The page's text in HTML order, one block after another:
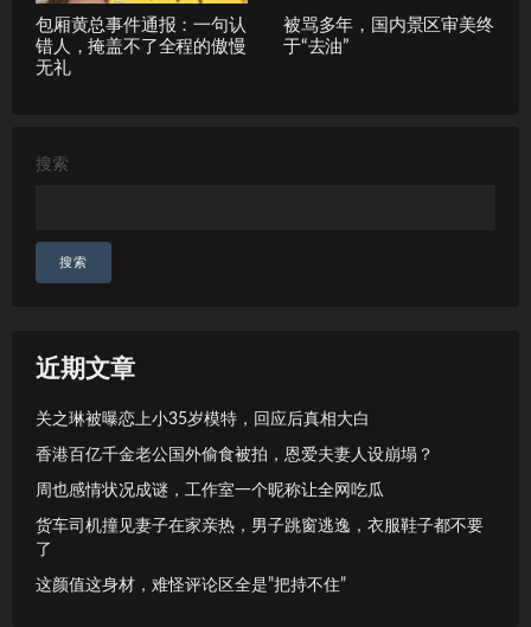
包厢黄总事件通报：一句认
错人，掩盖不了全程的傲慢
无礼
被骂多年，国内景区审美终
于“去油”
搜索
搜索
近期文章
关之琳被曝恋上小35岁模特，回应后真相大白
香港百亿千金老公国外偷食被拍，恩爱夫妻人设崩塌？
周也感情状况成谜，工作室一个昵称让全网吃瓜
货车司机撞见妻子在家亲热，男子跳窗逃逸，衣服鞋子都不要
了
这颜值这身材，难怪评论区全是”把持不住”